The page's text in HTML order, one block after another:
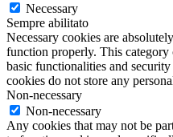
Necessary
Sempre abilitato
Necessary cookies are
function properly. This category
basic functionalities and
cookies do not store any
Non-necessary
Non-necessary
Any cookies that may not be